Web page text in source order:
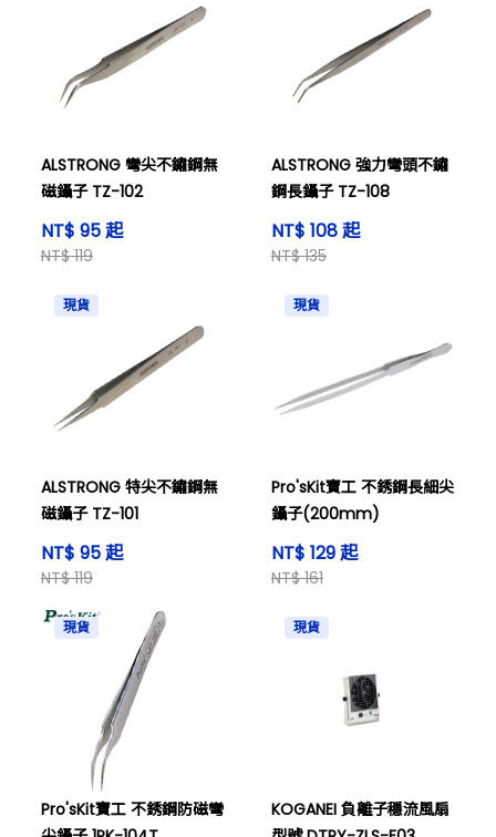
ALSTRONG 彎尖不鏽鋼無
磁鑷子 TZ-102
NT$ 95 起
NT$ 119
ALSTRONG 強力彎頭不鏽
鋼長鑷子 TZ-108
NT$ 108 起
NT$ 135
現貨
ALSTRONG 特尖不鏽鋼無
磁鑷子 TZ-101
NT$ 95 起
NT$ 119
現貨
Pro'sKit寶工 不銹鋼長細尖
鑷子(200mm)
NT$ 129 起
NT$ 161
現貨
Pro'sKit寶工 不銹鋼防磁彎
現貨
KOGANEI 負離子穩流風扇